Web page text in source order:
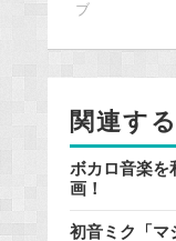
o
o
ブ
関連す
ボカロ音楽を
画！
初音ミク「マ